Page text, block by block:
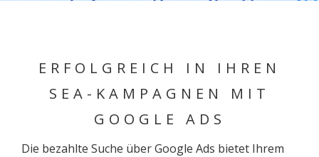
ERFOLGREICH IN IHREN
SEA-KAMPAGNEN MIT
GOOGLE ADS
Die bezahlte Suche über Google Ads bietet Ihrem